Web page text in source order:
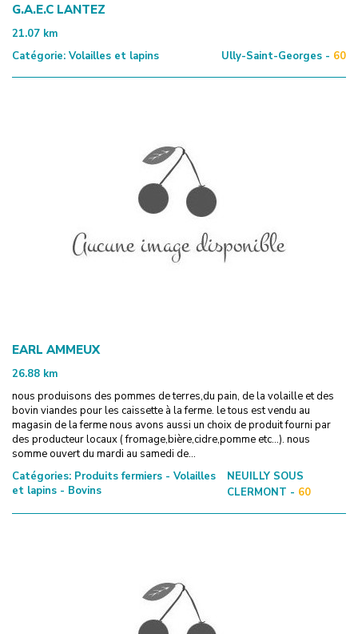
G.A.E.C LANTEZ
21.07 km
Catégorie: Volailles et lapins Ully-Saint-Georges - 60
EARL AMMEUX
26.88 km
nous produisons des pommes de terres,du pain, de la volaille et des
bovin viandes pour les caissette à la ferme. le tous est vendu au
magasin de la ferme nous avons aussi un choix de produit fourni par
des producteur locaux ( fromage,bière,cidre,pomme etc...). nous
somme ouvert du mardi au samedi de...
Catégories: Produits fermiers - Volailles
et lapins - Bovins
NEUILLY SOUS
CLERMONT - 60